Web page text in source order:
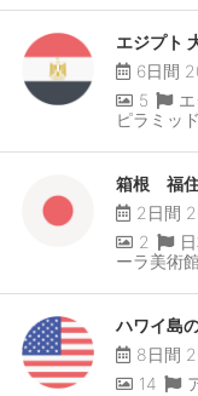
エジプト
6日間
5
ピラミッド
箱根 福
2日間
2
ーラ美術
ハワイ島
8日間
14